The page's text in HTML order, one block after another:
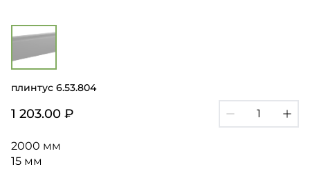
плинтус 6.53.804
1 203.00 ₽
2000 мм
15 мм